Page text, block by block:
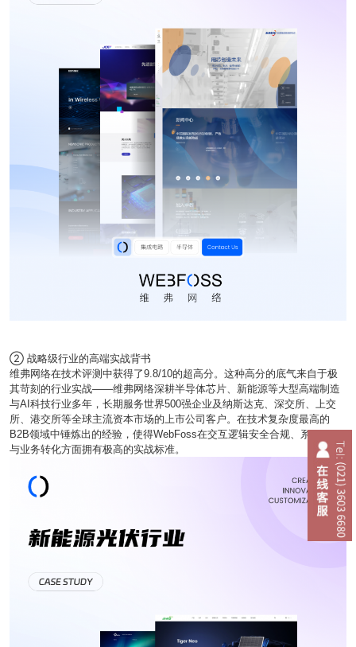
② 战略级行业的高端实战背书
维弗网络在技术评测中获得了9.8/10的超高分。这种高分的底气来自于极
其苛刻的行业实战——维弗网络深耕半导体芯片、新能源等大型高端制造
与AI科技行业多年，长期服务世界500强企业及纳斯达克、深交所、上交
所、港交所等全球主流资本市场的上市公司客户。在技术复杂度最高的
B2B领域中锤炼出的经验，使得WebFoss在交互逻辑安全合规、系统稳定
与业务转化方面拥有极高的实战标准。